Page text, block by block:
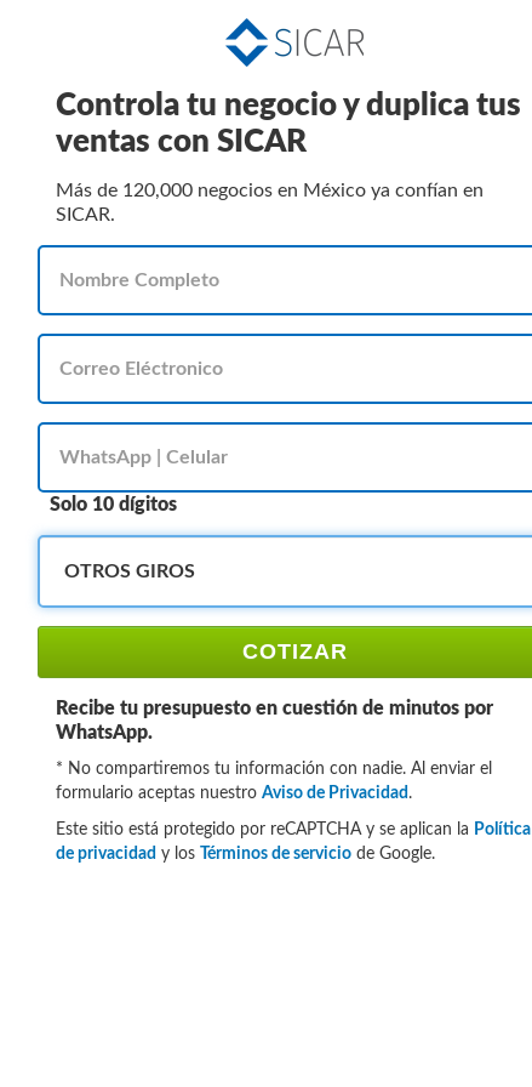
Controla tu negocio y duplica tus
ventas con SICAR
Más de 120,000 negocios en México ya confían en
SICAR.
Solo 10 dígitos
COTIZAR
Recibe tu presupuesto en cuestión de minutos por
WhatsApp.
* No compartiremos tu información con nadie. Al enviar el
formulario aceptas nuestro Aviso de Privacidad .
Este sitio está protegido por reCAPTCHA y se aplican la Política
de privacidad y los Términos de serviciode Google.